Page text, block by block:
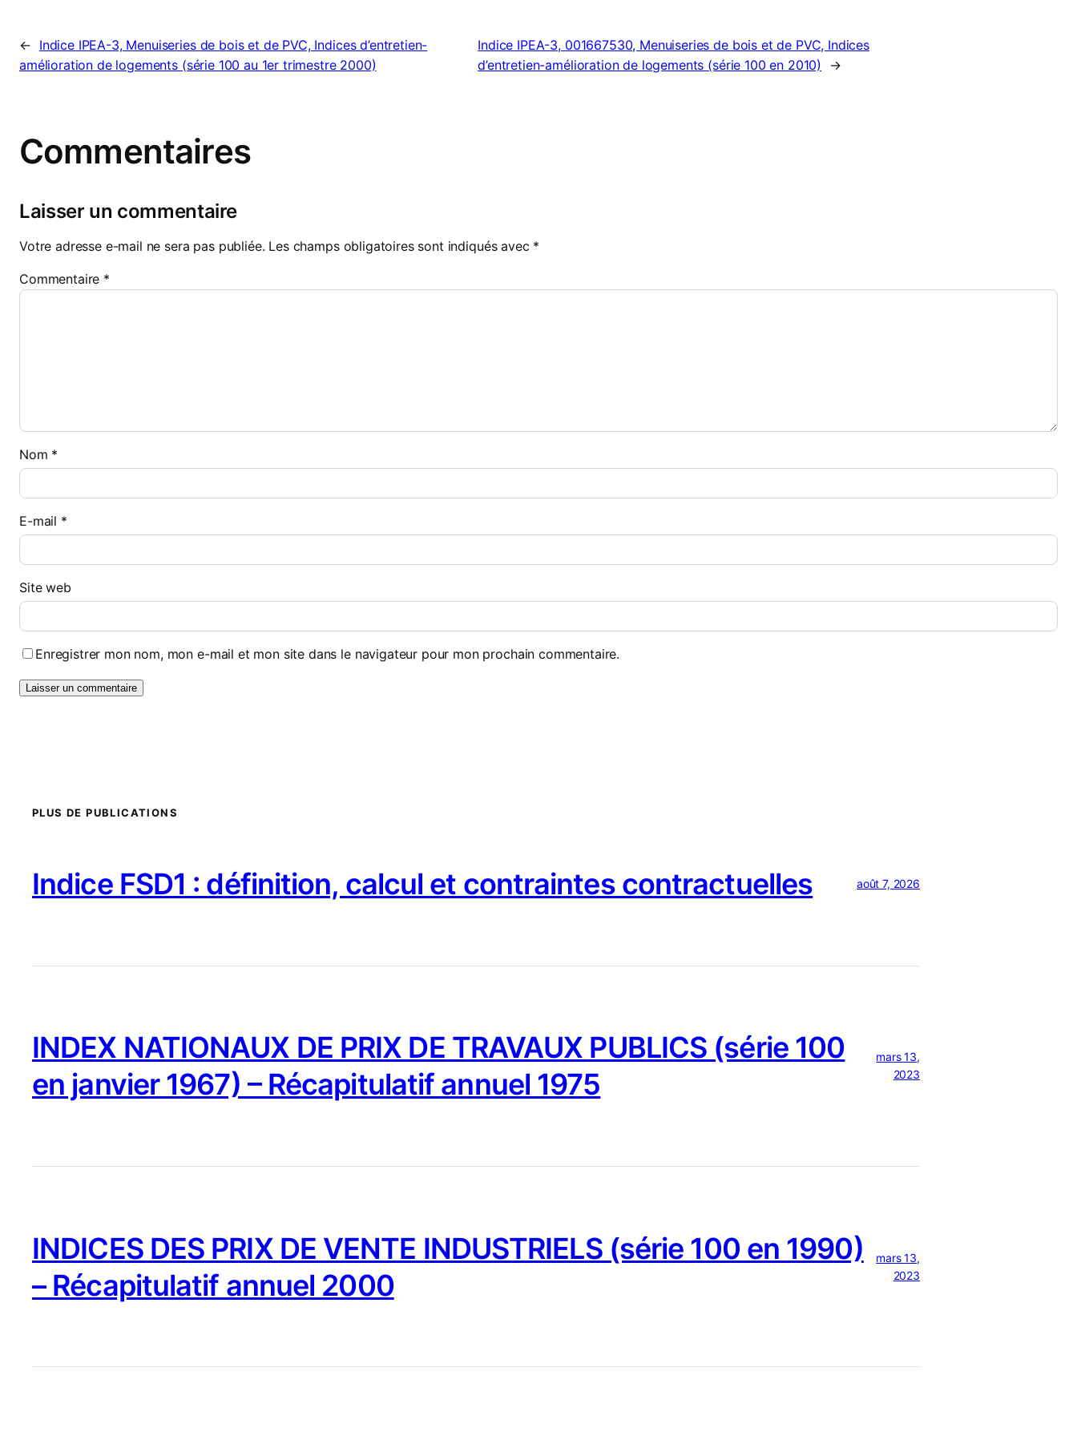
← Indice IPEA-3, Menuiseries de bois et de PVC, Indices d’entretien-
amélioration de logements (série 100 au 1er trimestre 2000)
Indice IPEA-3, 001667530, Menuiseries de bois et de PVC, Indices
d’entretien-amélioration de logements (série 100 en 2010)
→
Commentaires
Laisser un commentaire
Votre adresse e-mail ne sera pas publiée. Les champs obligatoires sont indiqués avec *
Commentaire *
Nom *
E-mail *
Site web
Enregistrer mon nom, mon e-mail et mon site dans le navigateur pour mon prochain commentaire.
PLUS DE PUBLICATIONS
Indice FSD1 : définition, calcul et contraintes contractuelles août 7, 2026
INDEX NATIONAUX DE PRIX DE TRAVAUX PUBLICS (série 100
en janvier 1967) – Récapitulatif annuel 1975
mars 13,
2023
INDICES DES PRIX DE VENTE INDUSTRIELS (série 100 en 1990)
– Récapitulatif annuel 2000
mars 13,
2023